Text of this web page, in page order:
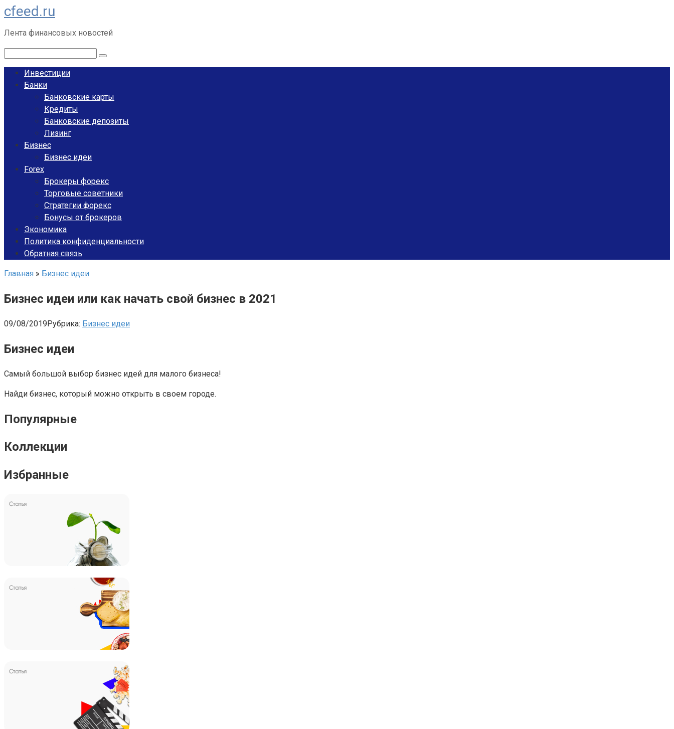
Перейти
к
контенту
cfeed.ru
Лента финансовых новостей
Инвестиции
Банки
Банковские карты
Кредиты
Банковские депозиты
Лизинг
Бизнес
Бизнес идеи
Forex
Брокеры форекс
Торговые советники
Стратегии форекс
Бонусы от брокеров
Экономика
Политика конфиденциальности
Обратная связь
Главная » Бизнес идеи
Бизнес идеи или как начать свой бизнес в 2021
09/08/2019Рубрика: Бизнес идеи
Бизнес идеи
Самый большой выбор бизнес идей для малого бизнеса!
Найди бизнес, который можно открыть в своем городе.
Популярные
Коллекции
Избранные